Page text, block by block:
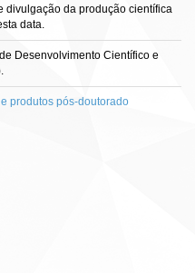
divulgação da produção científica
data.
Desenvolvimento Científico e
produtos pós-doutorado